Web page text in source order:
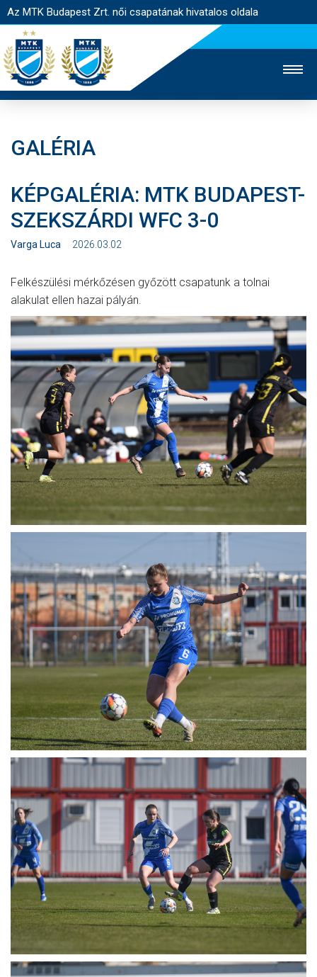
Az MTK Budapest Zrt. női csapatának hivatalos oldala
JEGYÉRTÉKESÍTÉS
WEBSHOP
STADION
EGYESÜLET
KAPCSOLAT
HÍREK
CSAPAT
MÉRKŐZÉSEK
JELENTKEZÉS
KLUB
GALÉRIA
SZURKOLÓI ÉLMÉNYEK
SAJTÓ
GALÉRIA
KÉPGALÉRIA: MTK BUDAPEST-
SZEKSZÁRDI WFC 3-0
Varga Luca 2026.03.02
Felkészülési mérkőzésen győzött csapatunk a tolnai
alakulat ellen hazai pályán.